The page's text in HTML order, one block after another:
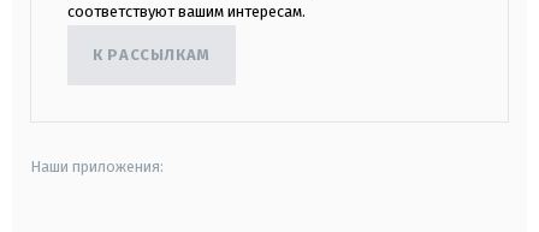
соответствуют вашим интересам.
К РАССЫЛКАМ
Наши приложения: